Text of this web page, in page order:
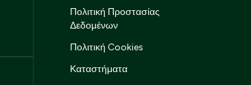
Πολιτική Προστασίας
Δεδομένων
Πολιτική Cookies
Καταστήματα